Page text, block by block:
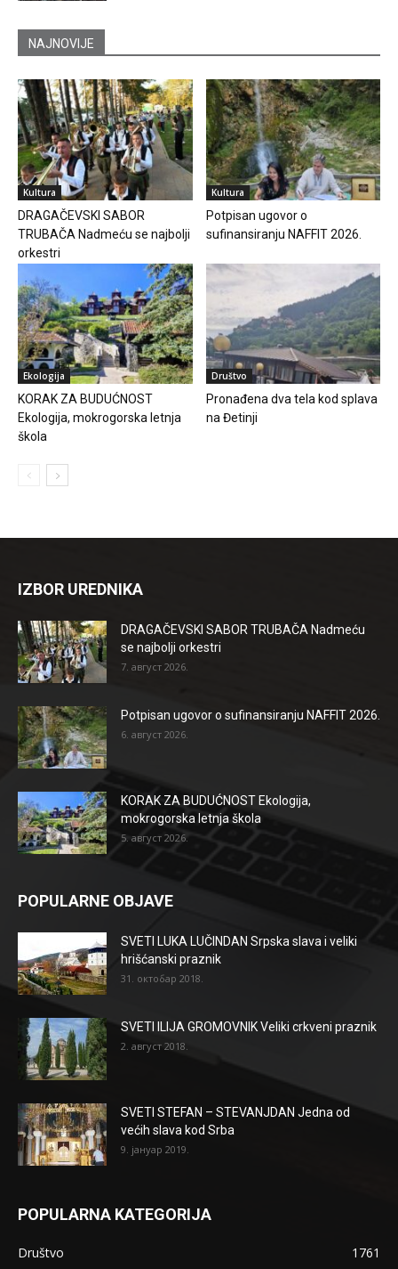
NAJNOVIJE
Kultura
DRAGAČEVSKI SABOR
TRUBAČA Nadmeću se najbolji
orkestri
Kultura
Potpisan ugovor o
sufinansiranju NAFFIT 2026.
Ekologija
KORAK ZA BUDUĆNOST
Ekologija, mokrogorska letnja
škola
Društvo
Pronađena dva tela kod splava
na Đetinji
IZBOR UREDNIKA
DRAGAČEVSKI SABOR TRUBAČA Nadmeću
se najbolji orkestri
7. август 2026.
Potpisan ugovor o sufinansiranju NAFFIT 2026.
6. август 2026.
KORAK ZA BUDUĆNOST Ekologija,
mokrogorska letnja škola
5. август 2026.
POPULARNE OBJAVE
SVETI LUKA LUČINDAN Srpska slava i veliki
hrišćanski praznik
31. октобар 2018.
SVETI ILIJA GROMOVNIK Veliki crkveni praznik
2. август 2018.
SVETI STEFAN – STEVANJDAN Jedna od
većih slava kod Srba
9. јануар 2019.
POPULARNA KATEGORIJA
Društvo
1761